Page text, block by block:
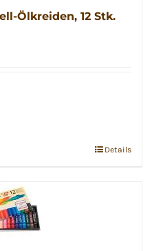
Ölkreiden, 12 Stk.
Details